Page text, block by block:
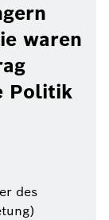
waren
Politik
des